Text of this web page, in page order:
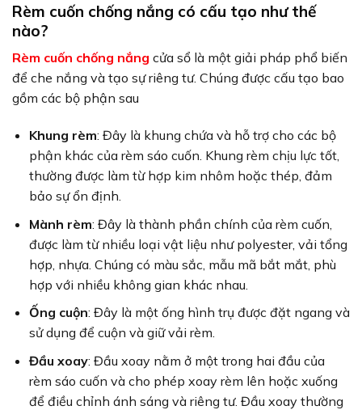
Rèm cuốn chống nắng có cấu tạo như thế
nào?
Rèm cuốn chống nắng cửa sổ là một giải pháp phổ biến
để che nắng và tạo sự riêng tư. Chúng được cấu tạo bao
gồm các bộ phận sau
Khung rèm: Đây là khung chứa và hỗ trợ cho các bộ
phận khác của rèm sáo cuốn. Khung rèm chịu lực tốt,
thường được làm từ hợp kim nhôm hoặc thép, đảm
bảo sự ổn định.
Mành rèm: Đây là thành phần chính của rèm cuốn,
được làm từ nhiều loại vật liệu như polyester, vải tổng
hợp, nhựa. Chúng có màu sắc, mẫu mã bắt mắt, phù
hợp với nhiều không gian khác nhau.
Ống cuộn: Đây là một ống hình trụ được đặt ngang và
sử dụng để cuộn và giữ vải rèm.
Đầu xoay: Đầu xoay nằm ở một trong hai đầu của
rèm sáo cuốn và cho phép xoay rèm lên hoặc xuống
để điều chỉnh ánh sáng và riêng tư. Đầu xoay thường